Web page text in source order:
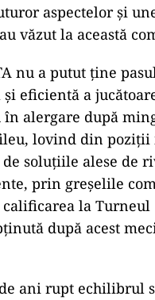
aspectelor şi
văzut la această
nu a putut ţine
eficientă a
alergare după
lovind din poziţii
soluţiile alese de
prin greşelile
la Turneul
după acest
ani rupt echilibrul